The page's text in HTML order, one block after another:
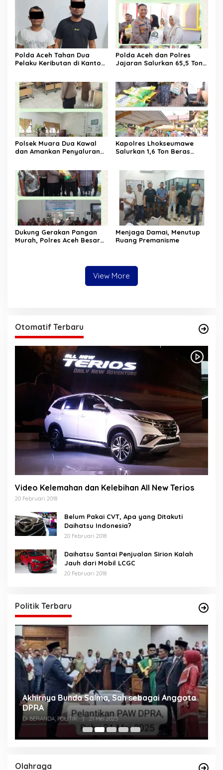
Polda Aceh Tahan Dua
Pelaku Keributan di Kantor
Polda Aceh dan Polres
Jajaran Salurkan 65,5 Ton
Polsek Muara Dua Kawal
dan Amankan Penyaluran
Kapolres Lhokseumawe
Salurkan 1,6 Ton Beras
Dukung Gerakan Pangan
Murah, Polres Aceh Besar
Menjaga Damai, Menutup
Ruang Premanisme
View More
Otomatif Terbaru
Video Kelemahan dan Kelebihan All New Terios
20 Februari 2018
Belum Pakai CVT, Apa yang Ditakuti
Daihatsu Indonesia?
20 Februari 2018
Daihatsu Santai Penjualan Sirion Kalah
Jauh dari Mobil LCGC
20 Februari 2018
Politik Terbaru
Akhirnya Bunda Salma, Sah sebagai Anggota
DPRA
Di BERANDA, POLITIK | 21 Mei 2025
Olahraga